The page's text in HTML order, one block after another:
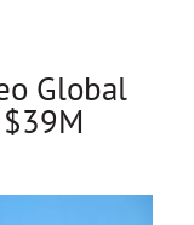
Global